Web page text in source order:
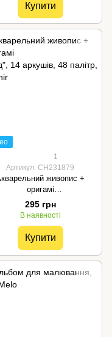
Купити
1
Артикул: CH231879
живопис +
оригамі
14 аркушів, 48 палітр,
Avenir
295 грн
В наявності
Купити